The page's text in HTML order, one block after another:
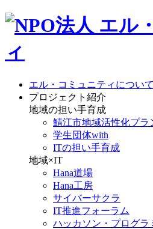
エル・コミュニティについて
プロジェクト紹介
地域の担い手育成
鯖江市地域活性化プラ
学生団体with
ITの担い手育成
地域×IT
Hana道場
Hana工房
サイバーサクラ
IT推進フォーラム
ハッカソン・プログラ